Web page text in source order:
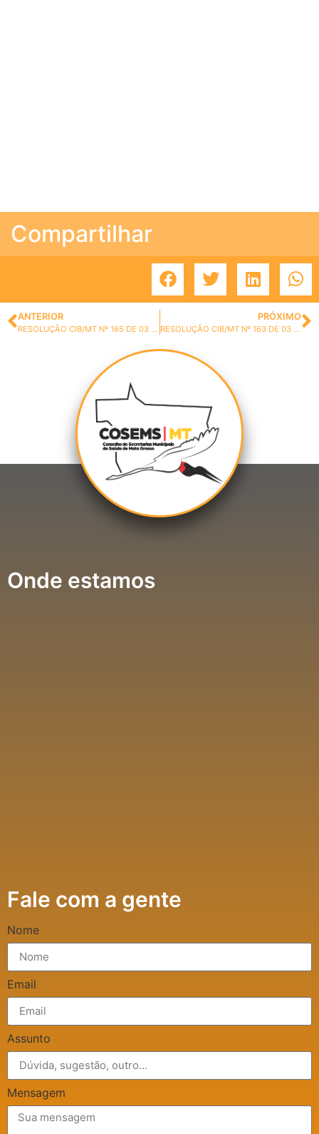
Compartilhar
ANTERIOR
RESOLUÇÃO CIB/MT Nº 165 DE 03 DE SETEMBRO DE 2021.
PRÓXIMO
RESOLUÇÃO CIB/MT Nº 163 DE 03 DE SETEMBRO DE 2021.
Onde estamos
Fale com a gente
Nome
Email
Assunto
Mensagem